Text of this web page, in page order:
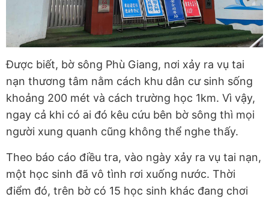
Được biết, bờ sông Phù Giang, nơi xảy ra vụ tai
nạn thương tâm nằm cách khu dân cư sinh sống
khoảng 200 mét và cách trường học 1km. Vì vậy,
ngay cả khi có ai đó kêu cứu bên bờ sông thì mọi
người xung quanh cũng không thể nghe thấy.
Theo báo cáo điều tra, vào ngày xảy ra vụ tai nạn,
một học sinh đã vô tình rơi xuống nước. Thời
điểm đó, trên bờ có 15 học sinh khác đang chơi